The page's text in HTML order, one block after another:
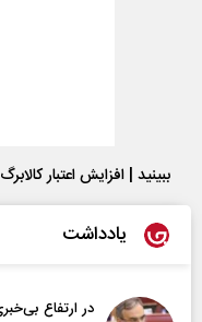
ببینید | افزایش اعتبار
یادداشت
در ارتفاع